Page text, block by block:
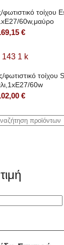
τοίχου
60w,μαύρο
€
φωτιστικό τοίχου
60w
€